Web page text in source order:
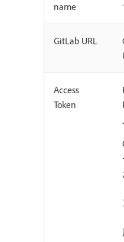
name
GitLab URL
Access
Token